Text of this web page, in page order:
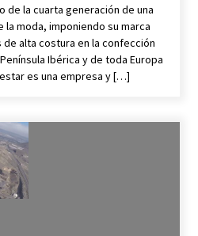
de la cuarta generación de una
moda, imponiendo su marca
alta costura en la confección
Ibérica y de toda Europa
es una empresa y […]